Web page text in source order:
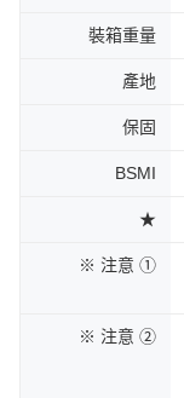
裝箱重量
產地
保固
BSMI
★
※ 注意 ①
※ 注意 ②